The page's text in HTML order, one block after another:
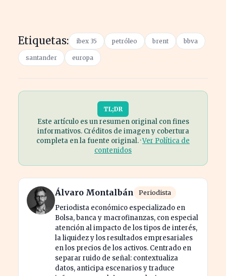
Etiquetas: ibex 35 petróleo brent bbva
santander europa
TL;DR
Este artículo es un resumen original con fines
informativos. Créditos de imagen y cobertura
completa en la fuente original. ·Ver Política de
contenidos
Álvaro Montalbán Periodista
Periodista económico especializado en
Bolsa, banca y macrofinanzas, con especial
atención al impacto de los tipos de interés,
la liquidez y los resultados empresariales
en los precios de los activos. Centrado en
separar ruido de señal: contextualiza
datos, anticipa escenarios y traduce